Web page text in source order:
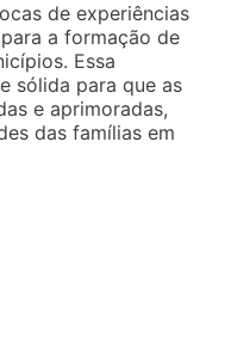
de experiências
a formação de
Essa
sólida para que as
e aprimoradas,
das famílias em